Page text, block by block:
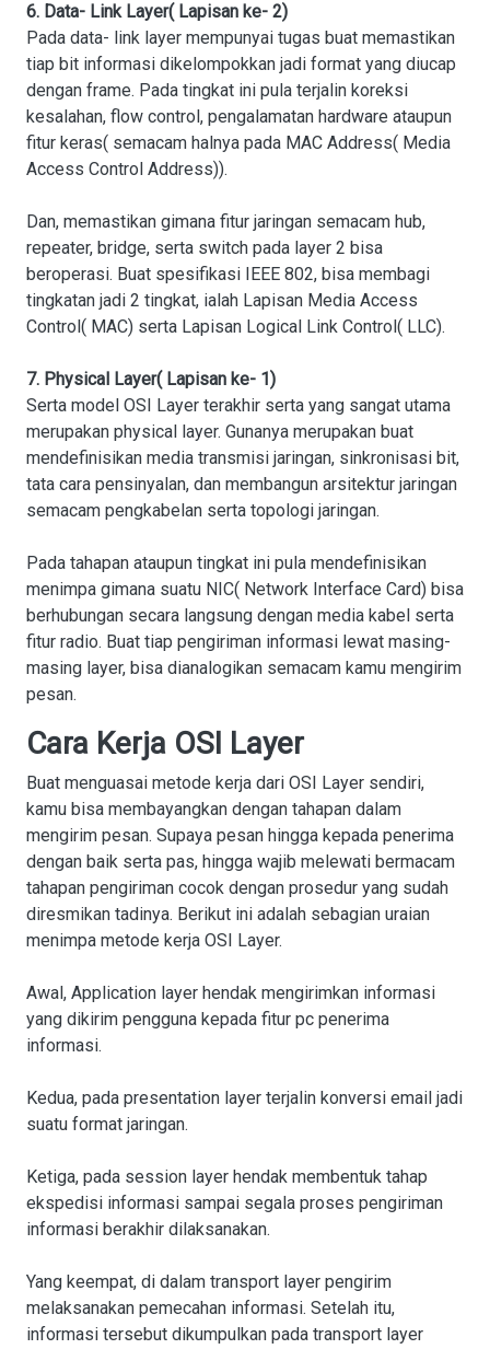
6. Data- Link Layer( Lapisan ke- 2)
Pada data- link layer mempunyai tugas buat memastikan
tiap bit informasi dikelompokkan jadi format yang diucap
dengan frame. Pada tingkat ini pula terjalin koreksi
kesalahan, flow control, pengalamatan hardware ataupun
fitur keras( semacam halnya pada MAC Address( Media
Access Control Address)).
Dan, memastikan gimana fitur jaringan semacam hub,
repeater, bridge, serta switch pada layer 2 bisa
beroperasi. Buat spesifikasi IEEE 802, bisa membagi
tingkatan jadi 2 tingkat, ialah Lapisan Media Access
Control( MAC) serta Lapisan Logical Link Control( LLC).
7. Physical Layer( Lapisan ke- 1)
Serta model OSI Layer terakhir serta yang sangat utama
merupakan physical layer. Gunanya merupakan buat
mendefinisikan media transmisi jaringan, sinkronisasi bit,
tata cara pensinyalan, dan membangun arsitektur jaringan
semacam pengkabelan serta topologi jaringan.
Pada tahapan ataupun tingkat ini pula mendefinisikan
menimpa gimana suatu NIC( Network Interface Card) bisa
berhubungan secara langsung dengan media kabel serta
fitur radio. Buat tiap pengiriman informasi lewat masing-
masing layer, bisa dianalogikan semacam kamu mengirim
pesan.
Cara Kerja OSI Layer
Buat menguasai metode kerja dari OSI Layer sendiri,
kamu bisa membayangkan dengan tahapan dalam
mengirim pesan. Supaya pesan hingga kepada penerima
dengan baik serta pas, hingga wajib melewati bermacam
tahapan pengiriman cocok dengan prosedur yang sudah
diresmikan tadinya. Berikut ini adalah sebagian uraian
menimpa metode kerja OSI Layer.
Awal, Application layer hendak mengirimkan informasi
yang dikirim pengguna kepada fitur pc penerima
informasi.
Kedua, pada presentation layer terjalin konversi email jadi
suatu format jaringan.
Ketiga, pada session layer hendak membentuk tahap
ekspedisi informasi sampai segala proses pengiriman
informasi berakhir dilaksanakan.
Yang keempat, di dalam transport layer pengirim
melaksanakan pemecahan informasi. Setelah itu,
informasi tersebut dikumpulkan pada transport layer